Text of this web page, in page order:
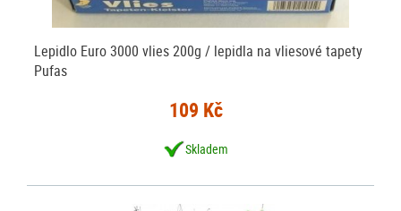
Lepidlo Euro 3000 vlies 200g / lepidla na vliesové tapety
Pufas
109 Kč
Skladem